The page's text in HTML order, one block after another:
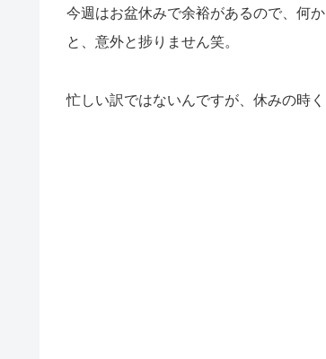
今週はお盆休みで余裕があるので、何
と、意外と捗りません笑。
忙しい訳ではないんですが、休みの時